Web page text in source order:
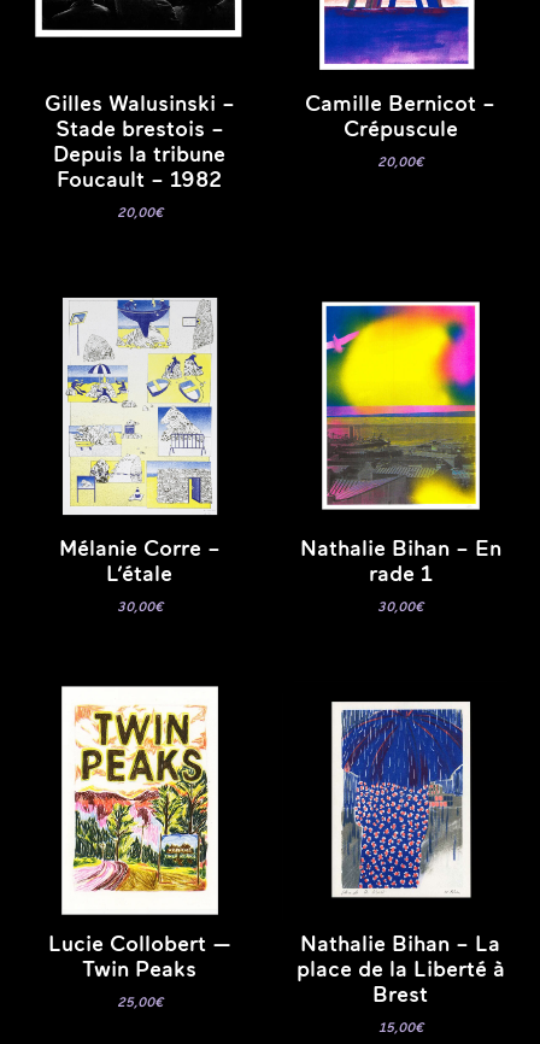
Gilles Walusinski –
Stade brestois –
Depuis la tribune
Foucault – 1982
20,00€
Camille Bernicot –
Crépuscule
20,00€
Mélanie Corre –
L’étale
30,00€
Nathalie Bihan – En
rade 1
30,00€
Lucie Collobert —
Twin Peaks
25,00€
Nathalie Bihan – La
place de la Liberté à
Brest
15,00€